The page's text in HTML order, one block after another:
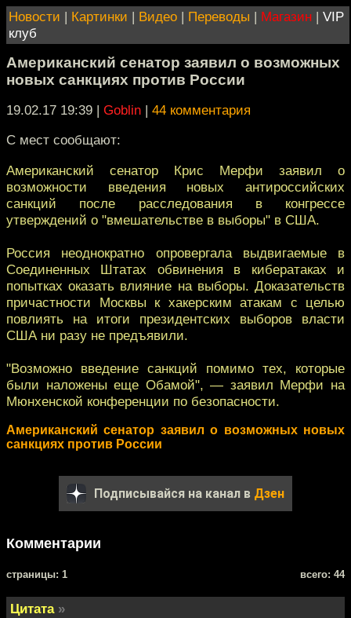
Новости | Картинки | Видео | Переводы | Магазин | VIP
клуб
Американский сенатор заявил о возможных
новых санкциях против России
19.02.17 19:39 | Goblin | 44 комментария
С мест сообщают:
Американский сенатор Крис Мерфи заявил о
возможности введения новых антироссийских
санкций после расследования в конгрессе
утверждений о "вмешательстве в выборы" в США.
Россия неоднократно опровергала выдвигаемые в
Соединенных Штатах обвинения в кибератаках и
попытках оказать влияние на выборы. Доказательств
причастности Москвы к хакерским атакам с целью
повлиять на итоги президентских выборов власти
США ни разу не предъявили.
"Возможно введение санкций помимо тех, которые
были наложены еще Обамой", — заявил Мерфи на
Мюнхенской конференции по безопасности.
Американский сенатор заявил о возможных новых
санкциях против России
Подписывайся на канал в Дзен
Комментарии
cтраницы: 1 всего: 44
Цитата »